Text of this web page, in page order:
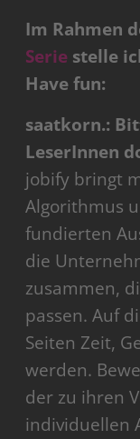
Im Rahmen
Serie stelle
Have fun:
saatkorn.:
LeserInnen
jobify bringt
Algorithmus
fundierten
die
zusammen,
passen. Auf
Seiten Zeit,
werden.
der zu ihren
individuellen